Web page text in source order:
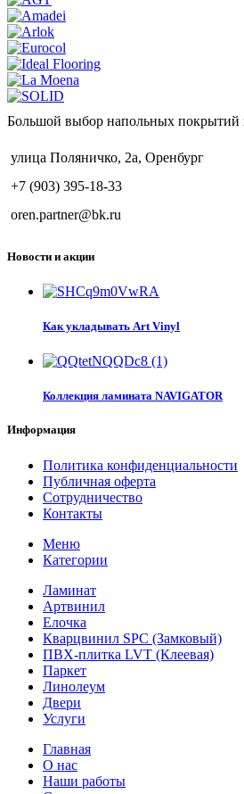
Большой выбор напольных покрытий
улица Поляничко, 2а, Оренбург
+7 (903) 395-18-33
oren.partner@bk.ru
Новости и акции
Как укладывать Art Vinyl
Коллекция ламината NAVIGATOR
Информация
Политика конфиденциальности
Публичная оферта
Сотрудничество
Контакты
Меню
Категории
Ламинат
Артвинил
Елочка
Кварцвинил SPC (Замковый)
ПВХ-плитка LVT (Клеевая)
Паркет
Линолеум
Двери
Услуги
Главная
О нас
Наши работы